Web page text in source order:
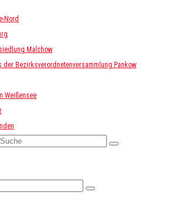
Nord
Malchow
der Bezirksverordnetenversammlung Pankow
Weißensee